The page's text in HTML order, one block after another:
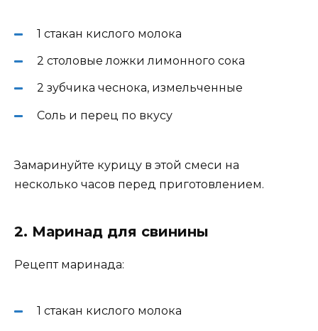
1 стакан кислого молока
2 столовые ложки лимонного сока
2 зубчика чеснока, измельченные
Соль и перец по вкусу
Замаринуйте курицу в этой смеси на
несколько часов перед приготовлением.
2. Маринад для свинины
Рецепт маринада:
1 стакан кислого молока